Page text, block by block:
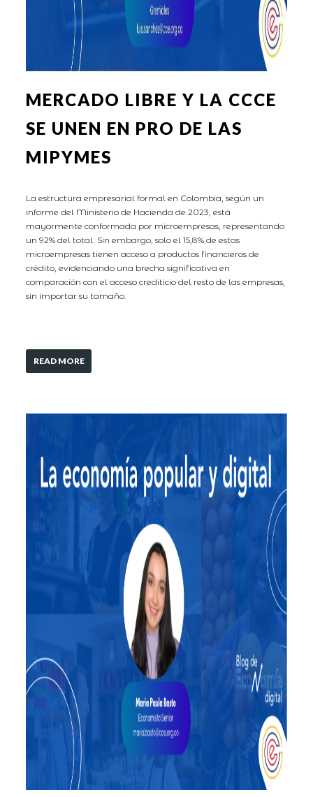
MERCADO LIBRE Y LA CCCE
SE UNEN EN PRO DE LAS
MIPYMES
La estructura empresarial formal en Colombia, según un
informe del Ministerio de Hacienda de 2023, está
mayormente conformada por microempresas, representando
un 92% del total. Sin embargo, solo el 15,8% de estas
microempresas tienen acceso a productos financieros de
crédito, evidenciando una brecha significativa en
comparación con el acceso crediticio del resto de las empresas,
sin importar su tamaño.
READ MORE